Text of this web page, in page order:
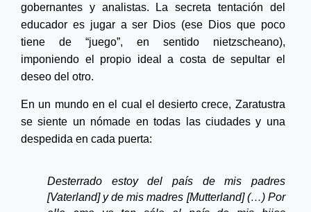
gobernantes y analistas. La secreta tentación del
educador es jugar a ser Dios (ese Dios que poco
tiene de “juego”, en sentido nietzscheano),
imponiendo el propio ideal a costa de sepultar el
deseo del otro.
En un mundo en el cual el desierto crece, Zaratustra
se siente un nómade en todas las ciudades y una
despedida en cada puerta:
Desterrado estoy del país de mis padres
[Vaterland] y de mis madres [Mutterland] (…) Por